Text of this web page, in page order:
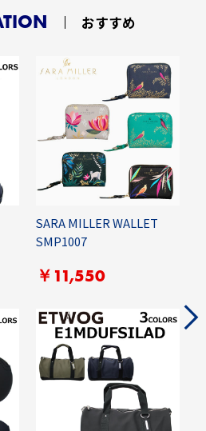
おすすめ
SARA MILLER WALLET
SMP1007
￥11,550